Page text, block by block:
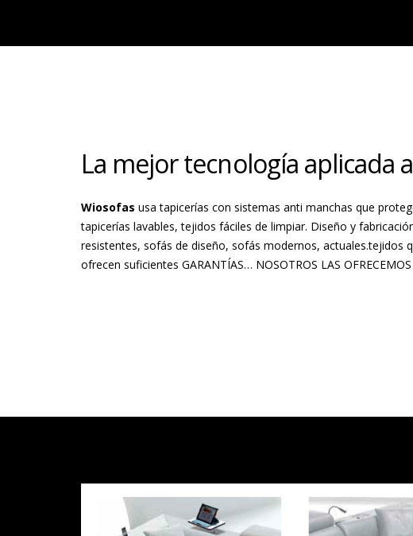
La mejor tecnología aplicada
Wiosofas usa tapicerías con sistemas anti manchas que
tapicerías lavables, tejidos fáciles de limpiar. Diseño y
resistentes, sofás de diseño, sofás modernos, actuales.tejidos
ofrecen suficientes GARANTÍAS… NOSOTROS LAS OFRECEMOS